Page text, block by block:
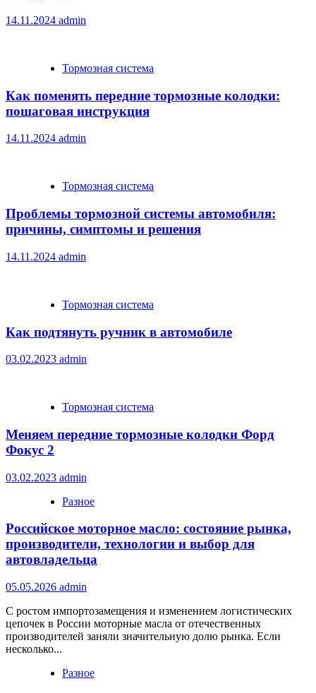
14.11.2024 admin
Тормозная система
Как поменять передние тормозные колодки:
пошаговая инструкция
14.11.2024 admin
Тормозная система
Проблемы тормозной системы автомобиля:
причины, симптомы и решения
14.11.2024 admin
Тормозная система
Как подтянуть ручник в автомобиле
03.02.2023 admin
Тормозная система
Меняем передние тормозные колодки Форд
Фокус 2
03.02.2023 admin
Разное
Российское моторное масло: состояние рынка,
производители, технологии и выбор для
автовладельца
05.05.2026 admin
С ростом импортозамещения и изменением логистических
цепочек в России моторные масла от отечественных
производителей заняли значительную долю рынка. Если
несколько...
Разное